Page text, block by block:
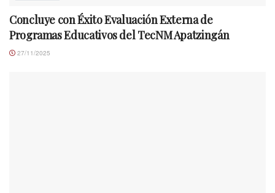
Concluye con Éxito Evaluación Externa de
Programas Educativos del TecNM Apatzingán
27/11/2025